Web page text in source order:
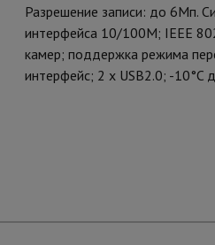
Разрешение записи: до 6Мп.
интерфейса 10/100M; IEEE
камер; поддержка режима
интерфейс; 2 х USB2.0; -10°C